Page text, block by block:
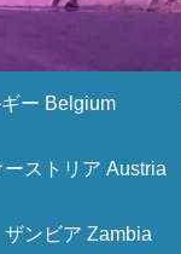
ー Belgium
ーストリア Austria
ザンビア Zambia